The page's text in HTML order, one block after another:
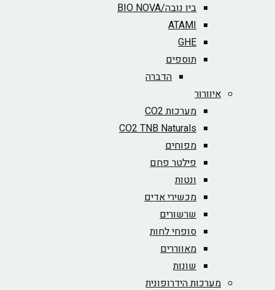
ביו נובה/BIO NOVA‏
ATAMI
GHE
תוספים
הדברה
איוורור
מערכות CO2
CO2 TNB Naturals
מפוחים
פילטר פחם
ונטות
מכשירי אדים
שרשורים
סופחי לחות
מאווררים
שונות
מערכות הידרופונית